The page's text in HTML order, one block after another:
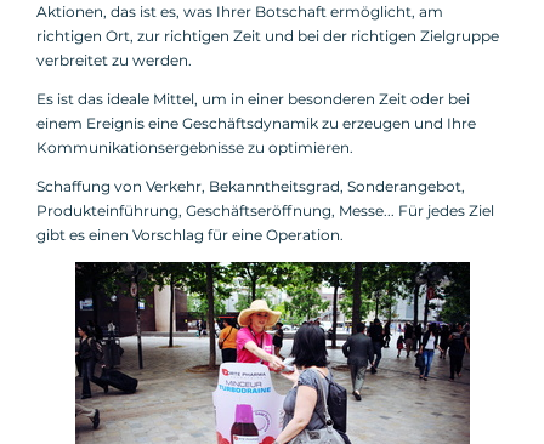
Aktionen, das ist es, was Ihrer Botschaft ermöglicht, am
richtigen Ort, zur richtigen Zeit und bei der richtigen Zielgruppe
verbreitet zu werden.
Es ist das ideale Mittel, um in einer besonderen Zeit oder bei
einem Ereignis eine Geschäftsdynamik zu erzeugen und Ihre
Kommunikationsergebnisse zu optimieren.
Schaffung von Verkehr, Bekanntheitsgrad, Sonderangebot,
Produkteinführung, Geschäftseröffnung, Messe... Für jedes Ziel
gibt es einen Vorschlag für eine Operation.